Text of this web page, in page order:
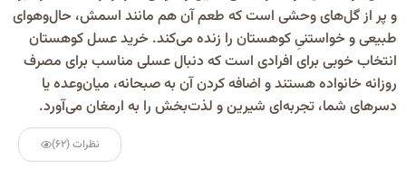
و پر از گل‌های وحشی است که طعم آن هم مانند اسمش، حال‌وهوای
طبیعی و خواستنیِ کوهستان را زنده می‌کند. خرید عسل کوهستان
انتخاب خوبی برای افرادی است که دنبال عسلی مناسب برای مصرف
روزانه خانواده هستند و اضافه کردن آن به صبحانه، میان‌وعده یا
دسرهای شما، تجربه‌ای شیرین و لذت‌بخش را به ارمغان می‌آورد.
نظرات (62)